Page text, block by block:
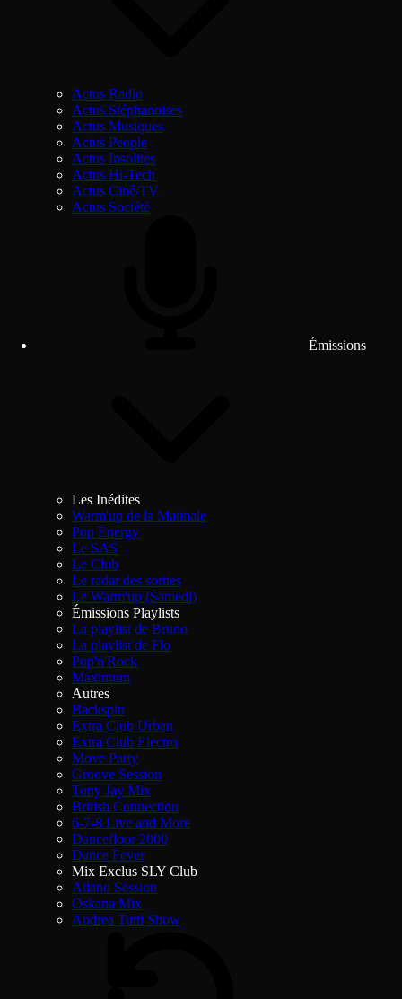
Actus Radio
Actus Stéphanoises
Actus Musiques
Actus People
Actus Insolites
Actus Hi-Tech
Actus Ciné/TV
Actus Société
Émissions
Les Inédites
Warm'up de la Matinale
Pop Energy
Le SAS
Le Club
Le radar des sorties
Le Warm'up (Samedi)
Émissions Playlists
La playlist de Bruno
La playlist de Flo
Pop'n'Rock
Maximum
Autres
Backspin
Extra Club Urban
Extra Club Electro
Move Party
Groove Session
Tony Jay Mix
British Connection
6-7-8 Live and More
Dancefloor 2000
Dance Fever
Mix Exclus SLY Club
Atiano Session
Oskana Mix
Andrea Tutti Show